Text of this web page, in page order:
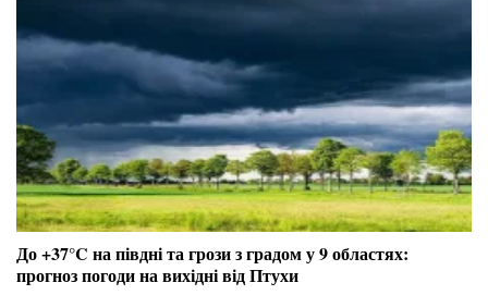
До +37°C на півдні та грози з градом у 9 областях:
прогноз погоди на вихідні від Птухи